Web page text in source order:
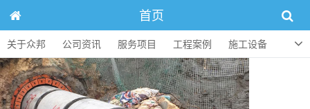
首页
关于众邦 公司资讯 服务项目 工程案例
施工设备
人才招聘
顶管知识 联系方式